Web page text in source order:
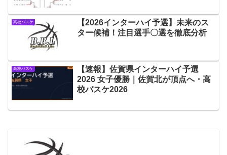
高校バスケ
【2026インターハイ予選】未来のス
ター候補！注目選手〇選を徹底分析
高校バスケ
【速報】佐賀県インターハイ予選
2026 女子優勝｜佐賀北が頂点へ・高
校バスケ2026